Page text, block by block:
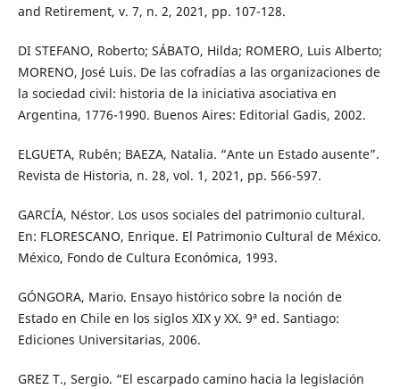
and Retirement, v. 7, n. 2, 2021, pp. 107-128.
DI STEFANO, Roberto; SÁBATO, Hilda; ROMERO, Luis Alberto;
MORENO, José Luis. De las cofradías a las organizaciones de
la sociedad civil: historia de la iniciativa asociativa en
Argentina, 1776-1990. Buenos Aires: Editorial Gadis, 2002.
ELGUETA, Rubén; BAEZA, Natalia. “Ante un Estado ausente”.
Revista de Historia, n. 28, vol. 1, 2021, pp. 566-597.
GARCÍA, Néstor. Los usos sociales del patrimonio cultural.
En: FLORESCANO, Enrique. El Patrimonio Cultural de México.
México, Fondo de Cultura Económica, 1993.
GÓNGORA, Mario. Ensayo histórico sobre la noción de
Estado en Chile en los siglos XIX y XX. 9ª ed. Santiago:
Ediciones Universitarias, 2006.
GREZ T., Sergio. “El escarpado camino hacia la legislación